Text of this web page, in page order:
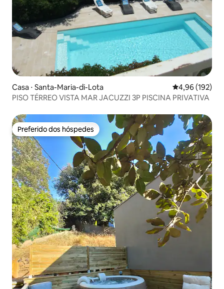
Casa ⋅ Santa-Maria-di-Lota 4,96 de uma
4,96 (192)
PISO TÉRREO VISTA MAR JACUZZI 3P PISCINA PRIVATIVA
Preferido dos hóspedes
Preferido dos hóspedes